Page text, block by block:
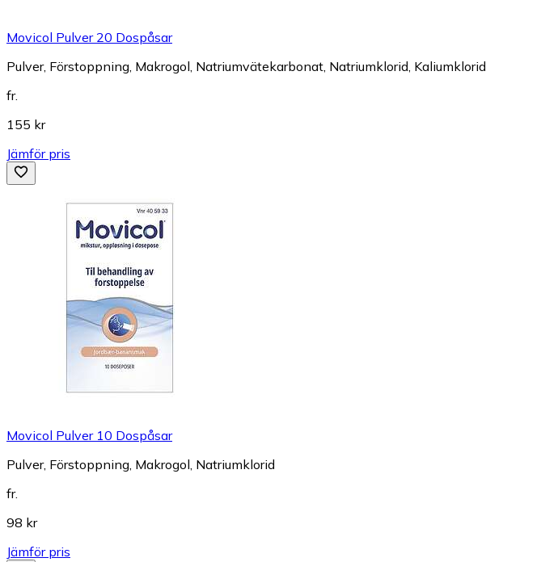
Movicol Pulver 20 Dospåsar
Pulver, Förstoppning, Makrogol, Natriumvätekarbonat, Natriumklorid, Kaliumklorid
fr.
155 kr
Jämför pris
Movicol Pulver 10 Dospåsar
Pulver, Förstoppning, Makrogol, Natriumklorid
fr.
98 kr
Jämför pris